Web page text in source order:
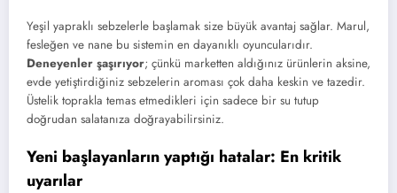
Yeşil yapraklı sebzelerle başlamak size büyük avantaj sağlar. Marul,
fesleğen ve nane bu sistemin en dayanıklı oyuncularıdır.
Deneyenler şaşırıyor; çünkü marketten aldığınız ürünlerin aksine,
evde yetiştirdiğiniz sebzelerin aroması çok daha keskin ve tazedir.
Üstelik toprakla temas etmedikleri için sadece bir su tutup
doğrudan salatanıza doğrayabilirsiniz.
Yeni başlayanların yaptığı hatalar: En kritik
uyarılar